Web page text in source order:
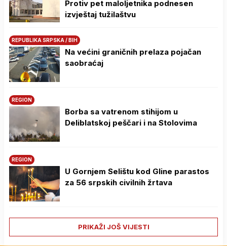
Protiv pet maloljetnika podnesen
izvještaj tužilaštvu
REPUBLIKA SRPSKA / BIH
Na većini graničnih prelaza pojačan
saobraćaj
REGION
Borba sa vatrenom stihijom u
Deliblatskoj peščari i na Stolovima
REGION
U Gornjem Selištu kod Gline parastos
za 56 srpskih civilnih žrtava
PRIKAŽI JOŠ VIJESTI